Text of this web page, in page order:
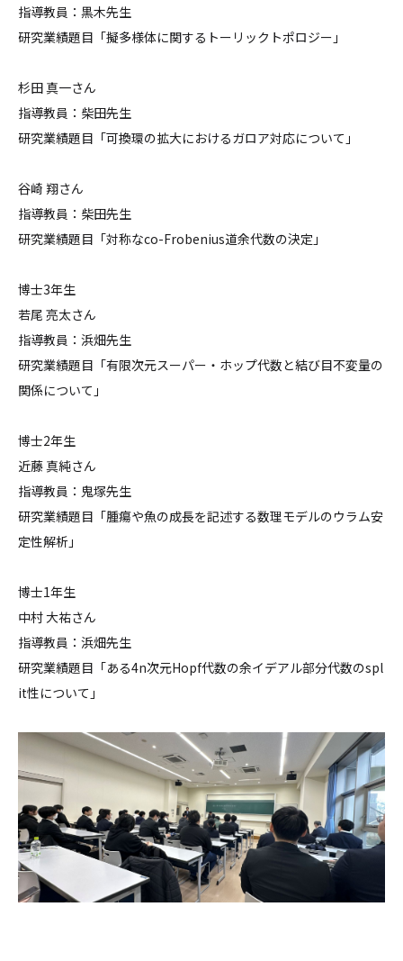
指導教員：黒木先生
研究業績題目「擬多様体に関するトーリックトポロジー」
杉田 真一さん
指導教員：柴田先生
研究業績題目「可換環の拡大におけるガロア対応について」
谷崎 翔さん
指導教員：柴田先生
研究業績題目「対称なco-Frobenius道余代数の決定」
博士3年生
若尾 亮太さん
指導教員：浜畑先生
研究業績題目「有限次元スーパー・ホップ代数と結び目不変量の
関係について」
博士2年生
近藤 真純さん
指導教員：鬼塚先生
研究業績題目「腫瘍や魚の成長を記述する数理モデルのウラム安
定性解析」
博士1年生
中村 大祐さん
指導教員：浜畑先生
研究業績題目「ある4n次元Hopf代数の余イデアル部分代数のspl
it性について」